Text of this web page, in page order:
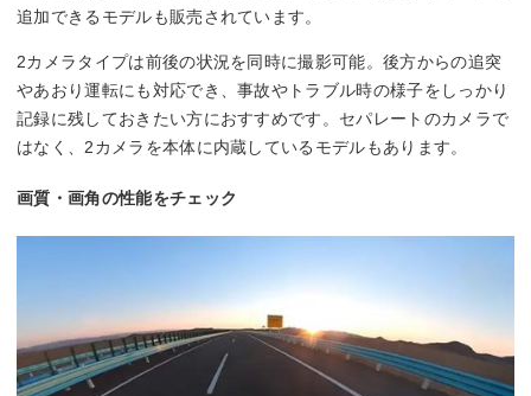
追加できるモデルも販売されています。
2カメラタイプは前後の状況を同時に撮影可能。後方からの追突
やあおり運転にも対応でき、事故やトラブル時の様子をしっかり
記録に残しておきたい方におすすめです。セパレートのカメラで
はなく、2カメラを本体に内蔵しているモデルもあります。
画質・画角の性能をチェック